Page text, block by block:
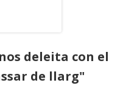
deleita con el
de llarg"